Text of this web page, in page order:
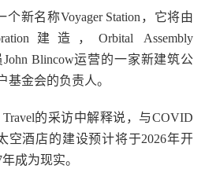
新名称Voyager Station，它将由
建造，Orbital Assembly
Blincow运营的一家新建筑公
基金会的负责人。
的采访中解释说，与COVID
空酒店的建设预计将于2026年开
成为现实。